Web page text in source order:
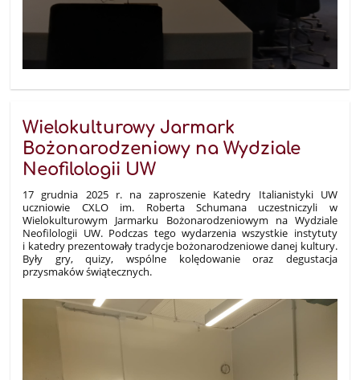
Wielokulturowy Jarmark
Bożonarodzeniowy na Wydziale
Neofilologii UW
17 grudnia 2025 r. na zaproszenie Katedry Italianistyki UW
uczniowie CXLO im. Roberta Schumana uczestniczyli w
Wielokulturowym Jarmarku Bożonarodzeniowym na Wydziale
Neofilologii UW. Podczas tego wydarzenia wszystkie instytuty
i katedry prezentowały tradycje bożonarodzeniowe danej kultury.
Były gry, quizy, wspólne kolędowanie oraz degustacja
przysmaków świątecznych.